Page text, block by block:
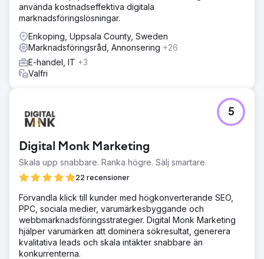
använda kostnadseffektiva digitala
marknadsföringslösningar.
Enkoping, Uppsala County, Sweden
Marknadsföringsråd, Annonsering +26
E-handel, IT +3
Valfri
Digital Monk Marketing
Skala upp snabbare. Ranka högre. Sälj smartare.
22 recensioner
5
Förvandla klick till kunder med högkonverterande SEO,
PPC, sociala medier, varumärkesbyggande och
webbmarknadsföringsstrategier. Digital Monk Marketing
hjälper varumärken att dominera sökresultat, generera
kvalitativa leads och skala intäkter snabbare än
konkurrenterna.